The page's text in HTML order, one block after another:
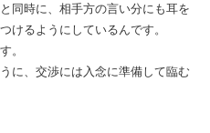
同時に、相手方の言い分にも耳を
けるようにしているんです。
。
に、交渉には入念に準備して臨む